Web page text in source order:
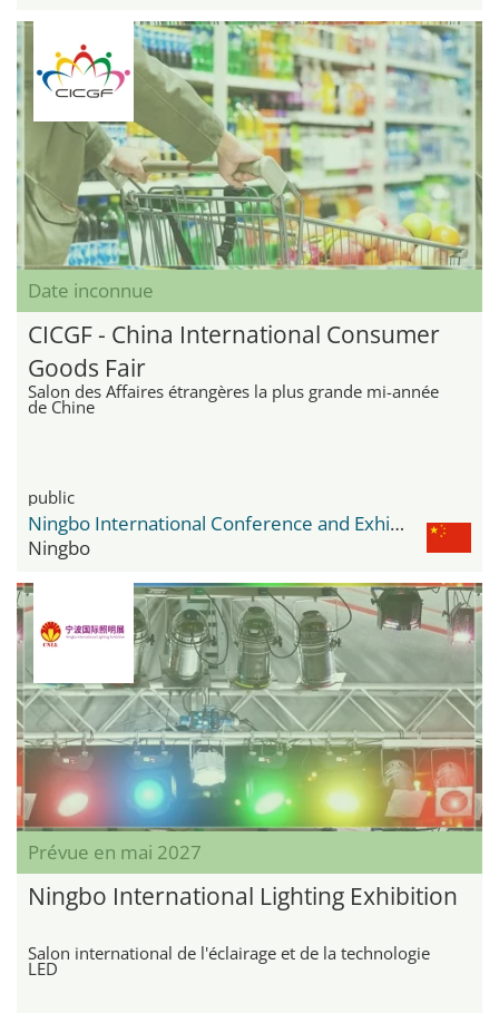
Date inconnue
CICGF - China International Consumer
Goods Fair
Salon des Affaires étrangères la plus grande mi-année
de Chine
public
Ningbo International Conference and Exhibition Center
Ningbo
Prévue en mai 2027
Ningbo International Lighting Exhibition
Salon international de l'éclairage et de la technologie
LED